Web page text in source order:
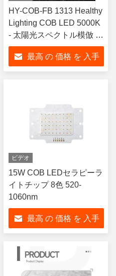
HY-COB-FB 1313 Healthy
Lighting COB LED 5000K
- 太陽光スペクトル模倣 &
目の保護のためのシアン
ギャップ充填
最高 の 価格 を 入手
ビデオ
15W COB LEDセラピーラ
イトチップ 8色 520-
1060nm
最高 の 価格 を 入手